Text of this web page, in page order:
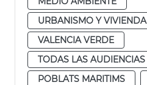
URBANISMO Y VIVIENDA
VALENCIA VERDE
TODAS LAS AUDIENCIAS
POBLATS MARITIMS